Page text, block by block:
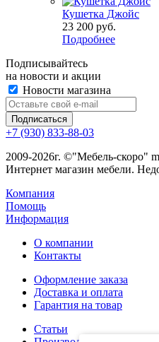
Кушетка Джойс
23 200 руб.
Подробнее
Подписывайтесь
на новости и акции
Новости магазина
+7 (930) 833-88-03
2009-2026г. ©"Мебель-скоро"
Интернет магазин мебели.
Компания
Помощь
Информация
О компании
Контакты
Оформление заказа
Доставка и оплата
Гарантия на товар
Статьи